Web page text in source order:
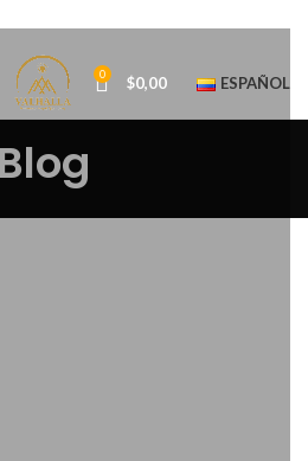
0 $0,00 ESPAÑOL
Blog